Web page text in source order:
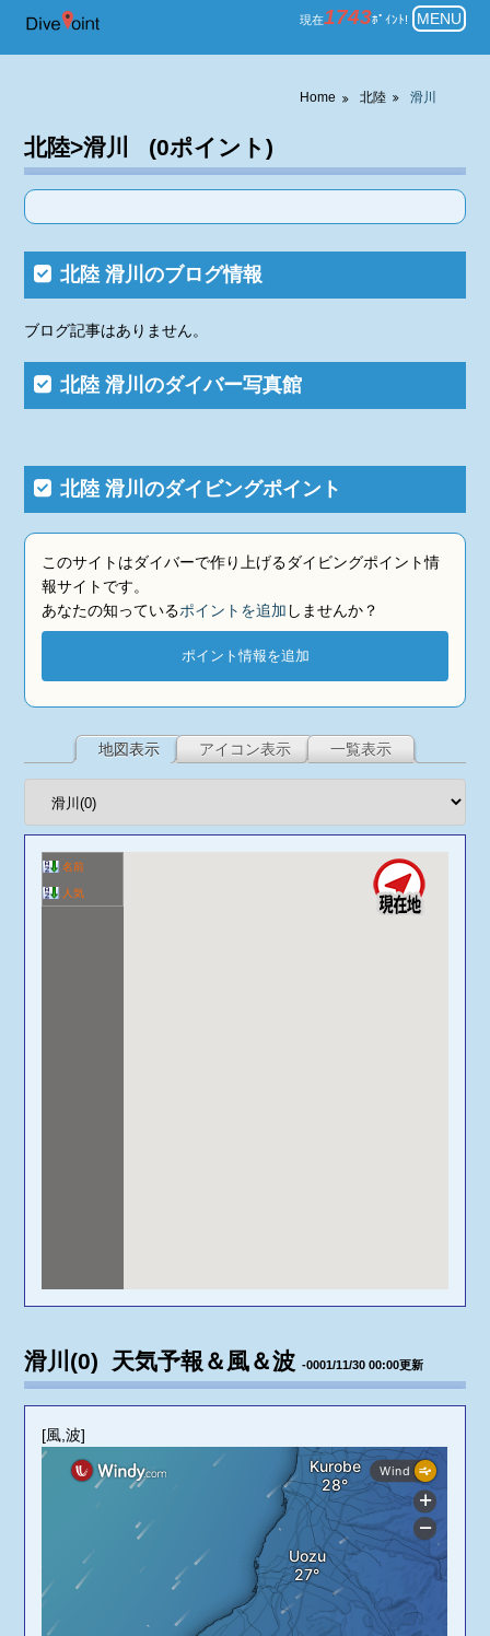
北陸 滑川 ダイビングのポイント
現在1743ﾎﾟｲﾝﾄ! MENU
Home 北陸 滑川
北陸>滑川 (0ポイント)
北陸 滑川のブログ情報
ブログ記事はありません。
北陸 滑川のダイバー写真館
北陸 滑川のダイビングポイント
このサイトはダイバーで作り上げるダイビングポイント情
報サイトです。
あなたの知っているポイントを追加 しませんか？
ポイント情報を追加
地図表示 アイコン表示 一覧表示
名前
人気
滑川(0) 天気予報＆風＆波-0001/11/30 00:00更新
[風,波]